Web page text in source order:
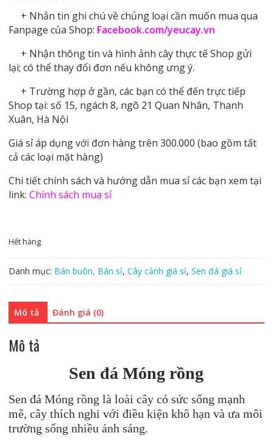
+ Nhắn tin ghi chú về chủng loại cần muốn mua qua
Fanpage của Shop: Facebook.com/yeucay.vn
+ Nhận thông tin và hình ảnh cây thực tế Shop gửi
lại; có thể thay đổi đơn nếu không ưng ý.
+ Trường hợp ở gần, các bạn có thể đến trực tiếp
Shop tại: số 15, ngách 8, ngõ 21 Quan Nhân, Thanh
Xuân, Hà Nội
Giá sỉ áp dụng với đơn hàng trên 300.000 (bao gồm tất
cả các loại mặt hàng)
Chi tiết chính sách và hướng dẫn mua sỉ các bạn xem tại
link: Chính sách mua sỉ
Hết hàng
Danh mục: Bán buôn, Bán sỉ, Cây cảnh giá sỉ, Sen đá giá sỉ
Mô tả Đánh giá (0)
Mô tả
Sen đáMóng rồng
Sen đá Móng rồng là loài cây có sức sống mạnh
mẽ, cây thích nghi với điều kiện khô hạn và ưa môi
trường sống nhiều ánh sáng.